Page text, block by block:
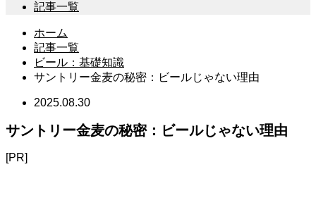
記事一覧
ホーム
記事一覧
ビール：基礎知識
サントリー金麦の秘密：ビールじゃない理由
2025.08.30
サントリー金麦の秘密：ビールじゃない理由
[PR]